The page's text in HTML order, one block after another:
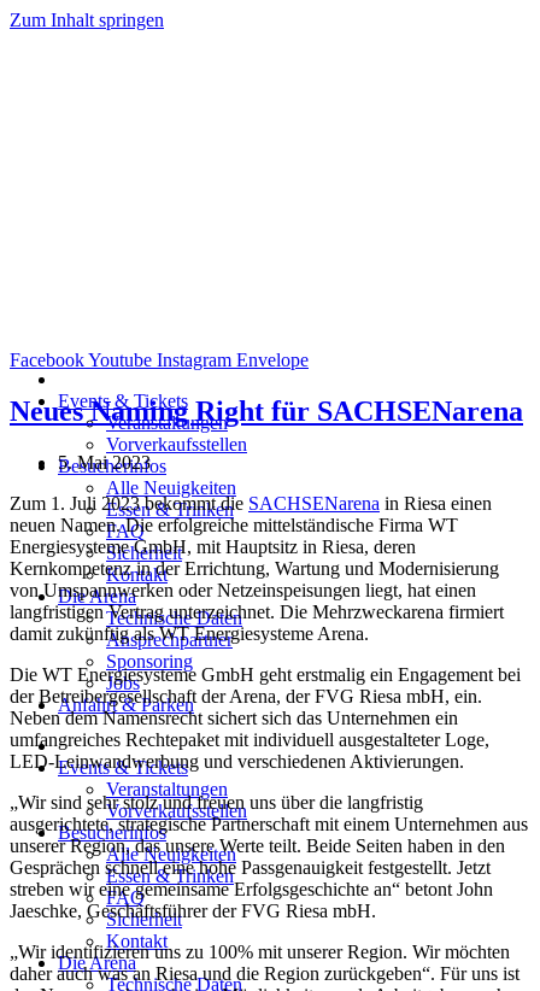
Zum Inhalt springen
Events & Tickets
Veranstaltungen
Vorverkaufsstellen
Besucherinfos
Alle Neuigkeiten
Essen & Trinken
FAQ
Sicherheit
Kontakt
Die Arena
Technische Daten
Ansprechpartner
Sponsoring
Jobs
Anfahrt & Parken
Events & Tickets
Veranstaltungen
Vorverkaufsstellen
Besucherinfos
Alle Neuigkeiten
Essen & Trinken
FAQ
Sicherheit
Kontakt
Die Arena
Technische Daten
FacebookYoutube Instagram Envelope
Neues Naming Right für SACHSENarena
5. Mai 2023
Zum 1. Juli 2023 bekommt die SACHSENarena in Riesa einen
neuen Namen. Die erfolgreiche mittelständische Firma WT
Energiesysteme GmbH, mit Hauptsitz in Riesa, deren
Kernkompetenz in der Errichtung, Wartung und Modernisierung
von Umspannwerken oder Netzeinspeisungen liegt, hat einen
langfristigen Vertrag unterzeichnet. Die Mehrzweckarena firmiert
damit zukünftig als WT Energiesysteme Arena.
Die WT Energiesysteme GmbH geht erstmalig ein Engagement bei
der Betreibergesellschaft der Arena, der FVG Riesa mbH, ein.
Neben dem Namensrecht sichert sich das Unternehmen ein
umfangreiches Rechtepaket mit individuell ausgestalteter Loge,
LED-Leinwandwerbung und verschiedenen Aktivierungen.
„Wir sind sehr stolz und freuen uns über die langfristig
ausgerichtete, strategische Partnerschaft mit einem Unternehmen aus
unserer Region, das unsere Werte teilt. Beide Seiten haben in den
Gesprächen schnell eine hohe Passgenauigkeit festgestellt. Jetzt
streben wir eine gemeinsame Erfolgsgeschichte an“ betont John
Jaeschke, Geschäftsführer der FVG Riesa mbH.
„Wir identifizieren uns zu 100% mit unserer Region. Wir möchten
daher auch was an Riesa und die Region zurückgeben“. Für uns ist